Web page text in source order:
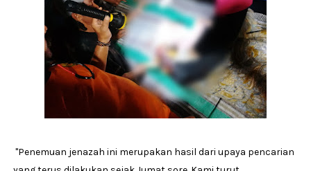
"Penemuan jenazah ini merupakan hasil dari upaya pencarian